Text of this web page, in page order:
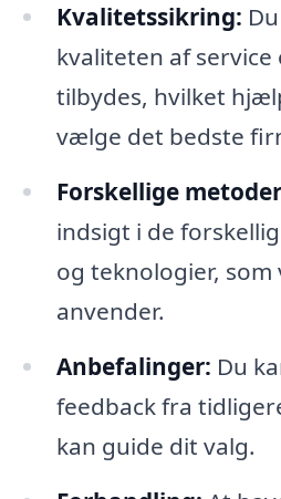
Kvalitetssikring:
kvaliteten af
tilbydes, hvilket
vælge det bedste
Forskellige
indsigt i de
og teknologier,
anvender.
Anbefalinger: Du
feedback fra
kan guide dit valg.